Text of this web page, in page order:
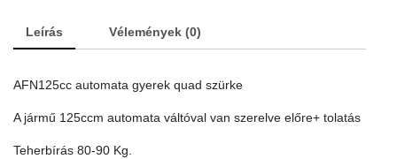
Leírás Vélemények (0)
AFN125cc automata gyerek quad szürke
A jármű 125ccm automata váltóval van szerelve előre+ tolatás
Teherbírás 80-90 Kg.